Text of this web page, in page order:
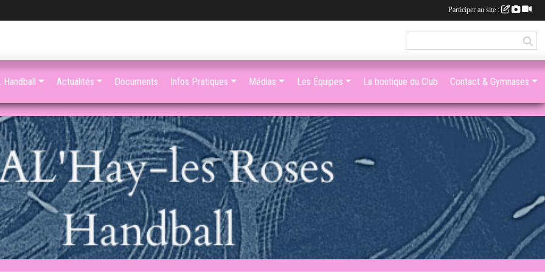
Handball Actualités Documents Infos Pratiques Médias Les Équipes La boutique du Club Contact & Gymnases
Participer au site :